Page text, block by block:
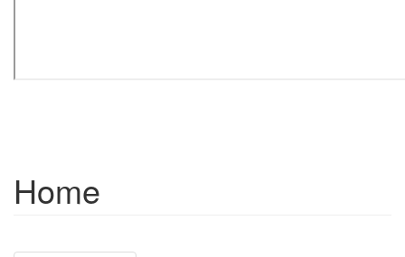
Home